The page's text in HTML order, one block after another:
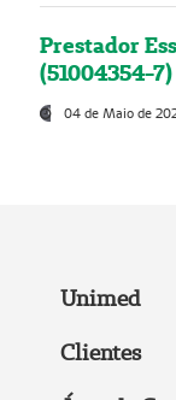
Prestador
(51004354-7)
04 de Maio de
Unimed
Clientes